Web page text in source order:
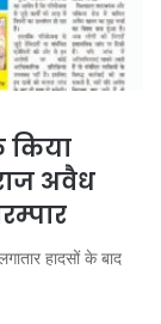
किया
अवैध
हादसों के बाद